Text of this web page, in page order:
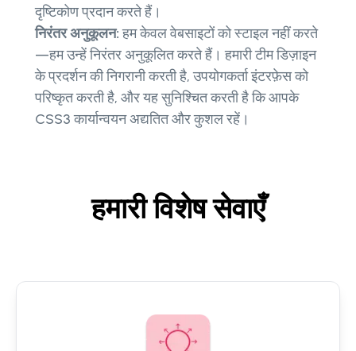
दृष्टिकोण प्रदान करते हैं।
निरंतर अनुकूलन:हम केवल वेबसाइटों को स्टाइल नहीं करते
—हम उन्हें निरंतर अनुकूलित करते हैं। हमारी टीम डिज़ाइन
के प्रदर्शन की निगरानी करती है, उपयोगकर्ता इंटरफ़ेस को
परिष्कृत करती है, और यह सुनिश्चित करती है कि आपके
CSS3 कार्यान्वयन अद्यतित और कुशल रहें।
हमारी विशेष सेवाएँ